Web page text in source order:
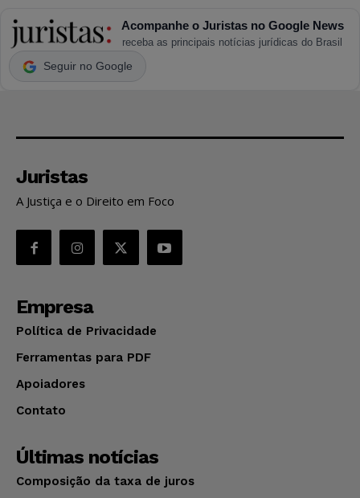
Acompanhe o Juristas no Google News
receba as principais notícias jurídicas do Brasil
Seguir no Google
Juristas
A Justiça e o Direito em Foco
Empresa
Política de Privacidade
Ferramentas para PDF
Apoiadores
Contato
Últimas notícias
Composição da taxa de juros